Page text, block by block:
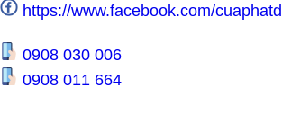
https://www.facebook.com/
0908 030 006
0908 011 664